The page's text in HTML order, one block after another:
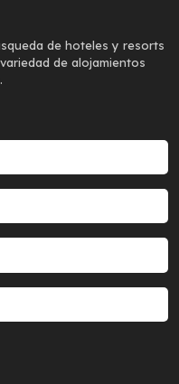
de hoteles y resorts
de alojamientos